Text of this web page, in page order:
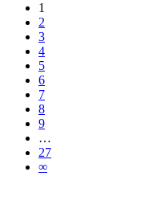
1
2
3
4
5
6
7
8
9
…
27
∞